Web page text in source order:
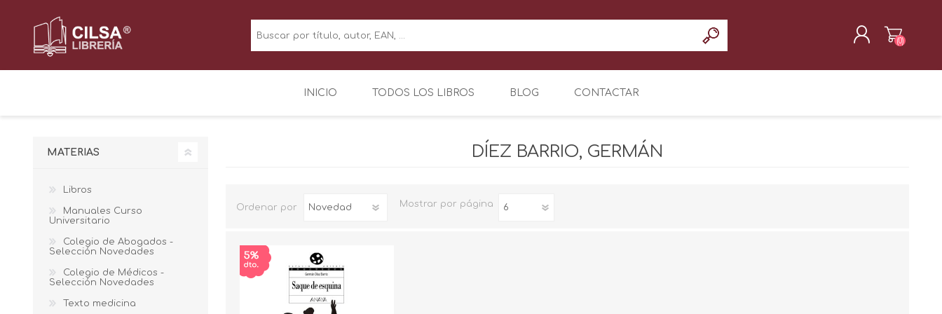
(0)
INICIO TODOS LOS LIBROS BLOG CONTACTAR
DÍEZ BARRIO, GERMÁN
Ordenar por Mostrar por página
MATERIAS
Libros
Manuales Curso
Universitario
Colegio de Abogados -
Selección Novedades
Colegio de Médicos -
Selección Novedades
Texto medicina